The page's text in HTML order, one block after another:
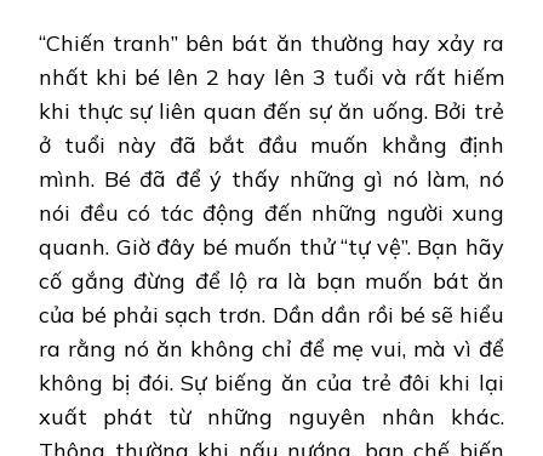
“Chiến tranh” bên bát ăn thường hay xảy ra
nhất khi bé lên 2 hay lên 3 tuổi và rất hiếm
khi thực sự liên quan đến sự ăn uống. Bởi trẻ
ở tuổi này đã bắt đầu muốn khẳng định
mình. Bé đã để ý thấy những gì nó làm, nó
nói đều có tác động đến những người xung
quanh. Giờ đây bé muốn thử “tự vệ”. Bạn hãy
cố gắng đừng để lộ ra là bạn muốn bát ăn
của bé phải sạch trơn. Dần dần rồi bé sẽ hiểu
ra rằng nó ăn không chỉ để mẹ vui, mà vì để
không bị đói. Sự biếng ăn của trẻ đôi khi lại
xuất phát từ những nguyên nhân khác.
Thông thường khi nấu nướng, bạn chế biến